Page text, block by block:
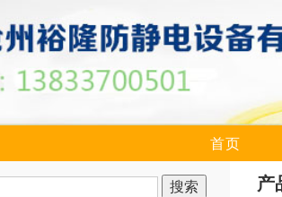
首页
产